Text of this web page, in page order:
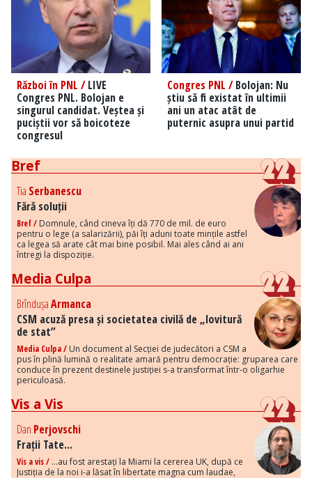
Război în PNL /LIVE
Congres PNL. Bolojan e
singurul candidat. Veștea și
puciștii vor să boicoteze
congresul
Congres PNL /Bolojan: Nu
știu să fi existat în ultimii
ani un atac atât de
puternic asupra unui partid
Bref
Tia Serbanescu
Fără soluții
Bref / Domnule, când cineva îți dă 770 de mil. de euro
pentru o lege (a salarizării), păi îți aduni toate mințile astfel
ca legea să arate cât mai bine posibil. Mai ales când ai ani
întregi la dispoziție.
Media Culpa
BrîndușaArmanca
CSM acuză presa și societatea civilă de „lovitură
de stat”
Media Culpa / Un document al Secției de judecători a CSM a
pus în plină lumină o realitate amară pentru democrație: gruparea care
conduce în prezent destinele justiției s-a transformat într-o oligarhie
periculoasă.
Vis a Vis
Dan Perjovschi
Frații Tate...
Vis a vis / ...au fost arestați la Miami la cererea UK, după ce
Justiția de la noi i-a lăsat în libertate magna cum laudae,